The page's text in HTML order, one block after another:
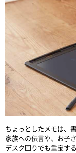
ちょっとしたメモは、
家族への伝言や、お子
デスク回りでも重宝す